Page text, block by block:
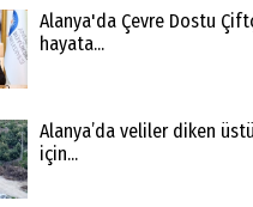
Alanya'da Çevre Dostu
hayata...
Alanya’da veliler diken
için...